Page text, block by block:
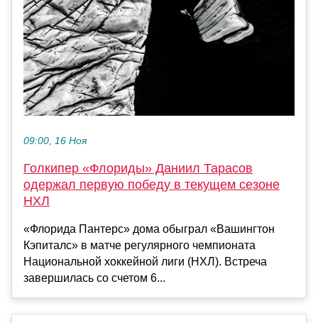
09:00, 16 Ноя
Голкипер «Флориды» Даниил Тарасов
одержал первую победу в текущем сезоне
НХЛ
«Флорида Пантерс» дома обыграл «Вашингтон
Кэпиталс» в матче регулярного чемпионата
Национальной хоккейной лиги (НХЛ). Встреча
завершилась со счетом 6...